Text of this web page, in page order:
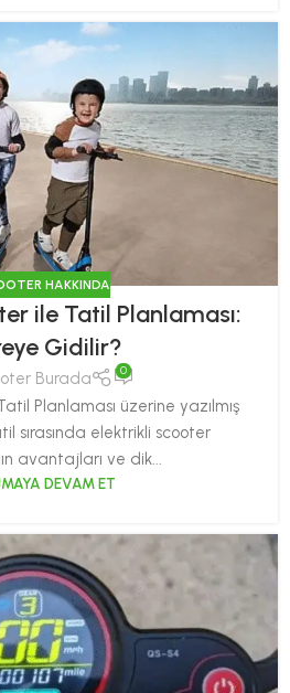
HAKKINDA
ile Tatil Planlaması:
Gidilir?
Burada 0
Planlaması üzerine yazılmış
sırasında elektrikli scooter
avantajları ve dik...
DEVAM ET